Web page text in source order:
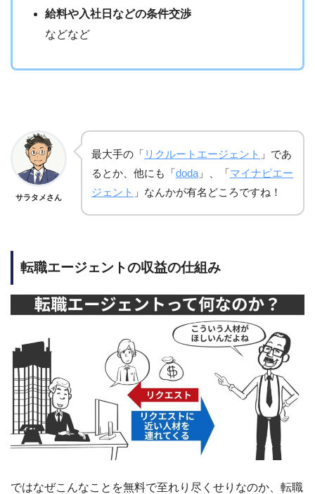
給料や入社日などの条件交渉
などなど
サラタメさん
最大手の「 リクルートエージェント 」であ
るとか、 他にも「doda 」、「マイナビエー
ジェント 」なんかが有名どころですね！
転職エージェントの収益の仕組み
ではなぜこんなことを無料で至れり尽くせりなのか、転職